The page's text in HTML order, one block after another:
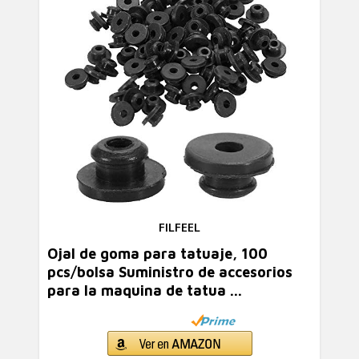
FILFEEL
Ojal de goma para tatuaje, 100
pcs/bolsa Suministro de accesorios
para la maquina de tatua ...